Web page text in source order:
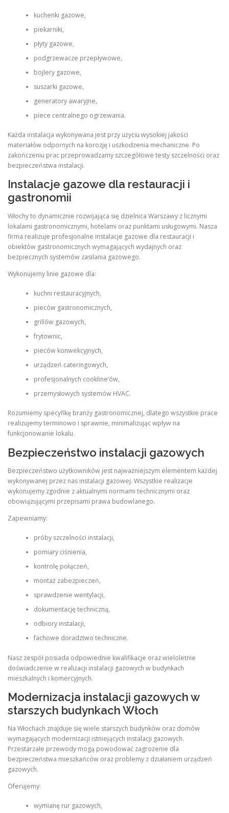
kuchenki gazowe,
piekarniki,
płyty gazowe,
podgrzewacze przepływowe,
bojlery gazowe,
suszarki gazowe,
generatory awaryjne,
piece centralnego ogrzewania.
Każda instalacja wykonywana jest przy użyciu wysokiej jakości
materiałów odpornych na korozję i uszkodzenia mechaniczne. Po
zakończeniu prac przeprowadzamy szczegółowe testy szczelności oraz
bezpieczeństwa instalacji.
Instalacje gazowe dla restauracji i
gastronomii
Włochy to dynamicznie rozwijająca się dzielnica Warszawy z licznymi
lokalami gastronomicznymi, hotelami oraz punktami usługowymi. Nasza
firma realizuje profesjonalne instalacje gazowe dla restauracji i
obiektów gastronomicznych wymagających wydajnych oraz
bezpiecznych systemów zasilania gazowego.
Wykonujemy linie gazowe dla:
kuchni restauracyjnych,
pieców gastronomicznych,
grillów gazowych,
frytownic,
pieców konwekcyjnych,
urządzeń cateringowych,
profesjonalnych cookline’ów,
przemysłowych systemów HVAC.
Rozumiemy specyfikę branży gastronomicznej, dlatego wszystkie prace
realizujemy terminowo i sprawnie, minimalizując wpływ na
funkcjonowanie lokalu.
Bezpieczeństwo instalacji gazowych
Bezpieczeństwo użytkowników jest najważniejszym elementem każdej
wykonywanej przez nas instalacji gazowej. Wszystkie realizacje
wykonujemy zgodnie z aktualnymi normami technicznymi oraz
obowiązującymi przepisami prawa budowlanego.
Zapewniamy:
próby szczelności instalacji,
pomiary ciśnienia,
kontrolę połączeń,
montaż zabezpieczeń,
sprawdzenie wentylacji,
dokumentację techniczną,
odbiory instalacji,
fachowe doradztwo techniczne.
Nasz zespół posiada odpowiednie kwalifikacje oraz wieloletnie
doświadczenie w realizacji instalacji gazowych w budynkach
mieszkalnych i komercyjnych.
Modernizacja instalacji gazowych w
starszych budynkach Włoch
Na Włochach znajduje się wiele starszych budynków oraz domów
wymagających modernizacji istniejących instalacji gazowych.
Przestarzałe przewody mogą powodować zagrożenie dla
bezpieczeństwa mieszkańców oraz problemy z działaniem urządzeń
gazowych.
Oferujemy:
wymianę rur gazowych,